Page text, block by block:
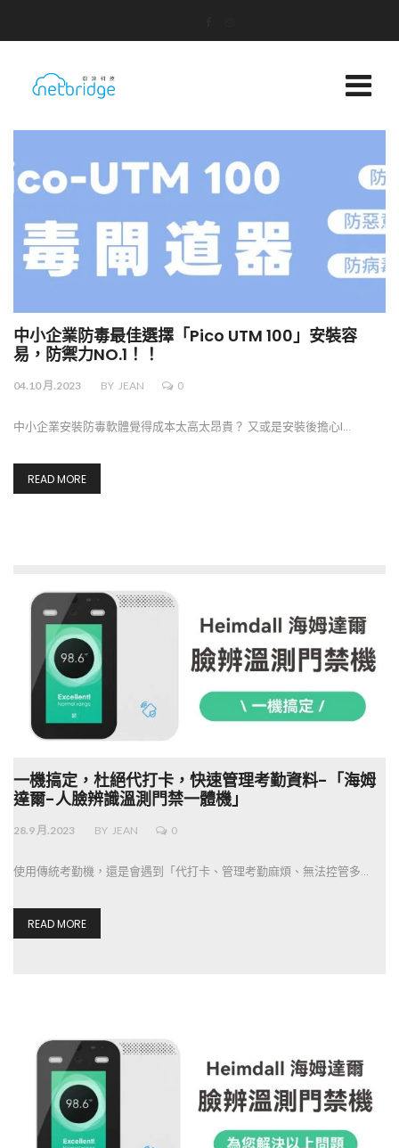
中小企業防毒最佳選擇「Pico UTM 100」安裝容
易，防禦力NO.1！！
04.10 月.2023 BY JEAN 0
中小企業安裝防毒軟體覺得成本太高太昂貴？ 又或是安裝後擔心I…
READ MORE
一機搞定，杜絕代打卡，快速管理考勤資料-「海姆
達爾-人臉辨識溫測門禁一體機」
28.9 月.2023 BY JEAN 0
使用傳統考勤機，還是會遇到「代打卡、管理考勤麻煩、無法控管多…
READ MORE